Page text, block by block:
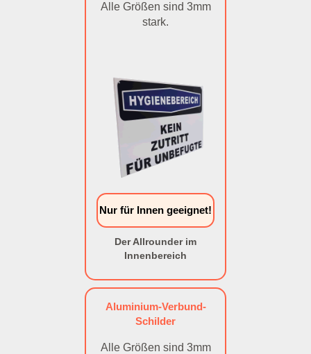
Alle Größen sind 3mm
stark.
Nur für Innen geeignet!
Der Allrounder im
Innenbereich
Aluminium-Verbund-
Schilder
Alle Größen sind 3mm